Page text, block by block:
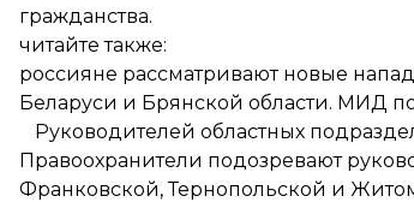
гражданства.
читайте также:
россияне рассматривают новые
Беларуси и Брянской области. МИД
Руководителей областных
Правоохранители подозревают
Франковской, Тернопольской и